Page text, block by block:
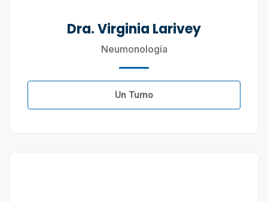
Dra. Virginia Larivey
Neumonología
Un Turno